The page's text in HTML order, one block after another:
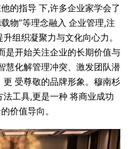
的指导 下,许多企业家学会了
物”等理念融入 企业管理,注
组织凝聚力与文化向心力。
是开始关注企业的长期价值与
慧化解管理冲突、激发团队潜
受尊敬的品牌形象。穆南杉
工具,更是一种 将商业成功
价值导向。